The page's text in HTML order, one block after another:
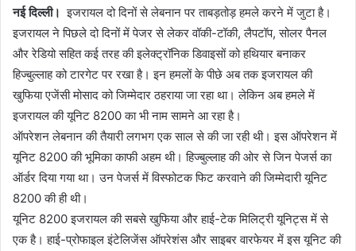
नई दिल्ली।इजरायल दो दिनों से लेबनान पर ताबड़तोड़ हमले करने में जुटा है।
इजरायल ने पिछले दो दिनों में पेजर से लेकर वॉकी-टॉकी, लैपटॉप, सोलर पैनल
और रेडियो सहित कई तरह की इलेक्ट्रॉनिक डिवाइसों को हथियार बनाकर
हिज्बुल्लाह को टारगेट पर रखा है। इन हमलों के पीछे अब तक इजरायल की
खुफिया एजेंसी मोसाद को जिम्मेदार ठहराया जा रहा था। लेकिन अब हमले में
इजरायल की यूनिट 8200 का भी नाम सामने आ रहा है।
ऑपरेशन लेबनान की तैयारी लगभग एक साल से की जा रही थी। इस ऑपरेशन में
यूनिट 8200 की भूमिका काफी अहम थी। हिज्बुल्लाह की ओर से जिन पेजर्स का
ऑर्डर दिया गया था। उन पेजर्स में विस्फोटक फिट करवाने की जिम्मेदारी यूनिट
8200 की ही थी।
यूनिट 8200 इजरायल की सबसे खुफिया और हाई-टेक मिलिट्री यूनिट्स में से
एक है। हाई-प्रोफाइल इंटेलिजेंस ऑपरेशंस और साइबर वारफेयर में इस यूनिट की